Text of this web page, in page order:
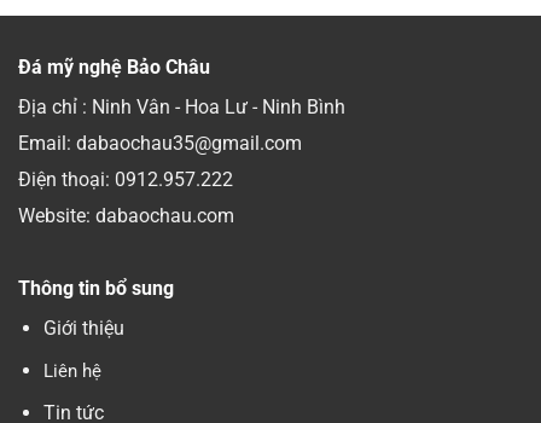
Đá mỹ nghệ Bảo Châu
Địa chỉ : Ninh Vân - Hoa Lư - Ninh Bình
Email: dabaochau35@gmail.com
Điện thoại: 0912.957.222
Website: dabaochau.com
Thông tin bổ sung
Giới thiệu
Liên hệ
Tin tức